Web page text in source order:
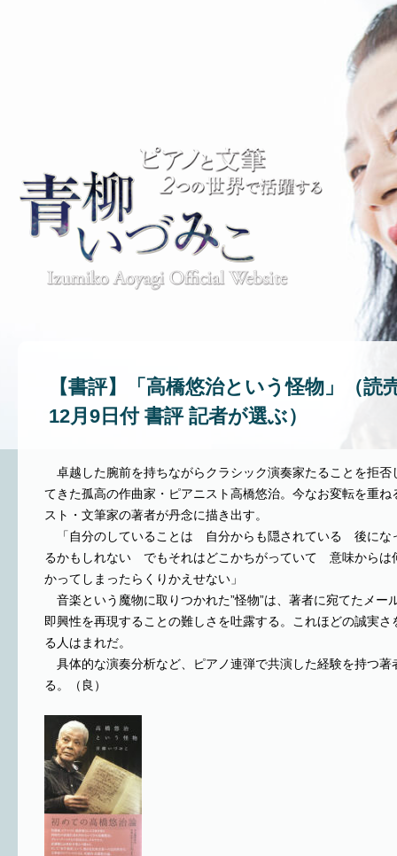
【書評】「高橋悠治という怪物」（読
12月9日付 書評 記者が選ぶ）
卓越した腕前を持ちながらクラシック演奏家たることを拒否
てきた孤高の作曲家・ピアニスト高橋悠治。今なお変転を重ね
スト・文筆家の著者が丹念に描き出す。
「自分のしていることは 自分からも隠されている 後に
るかもしれない でもそれはどこかちがっていて 意味から
かってしまったらくりかえせない」
音楽という魔物に取りつかれた”怪物”は、著者に宛てたメー
即興性を再現することの難しさを吐露する。これほどの誠実
る人はまれだ。
具体的な演奏分析など、ピアノ連弾で共演した経験を持つ著
る。（良）